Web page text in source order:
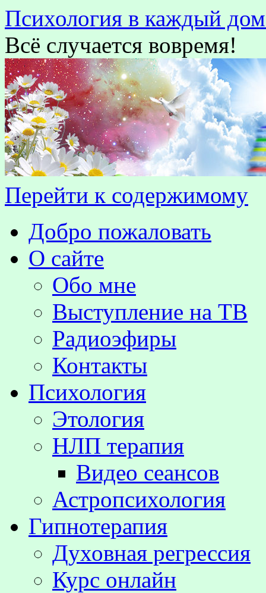
Психология в каждый
Всё случается вовремя!
Перейти к содержимому
Добро пожаловать
О сайте
Обо мне
Выступление на TВ
Радиоэфиры
Контакты
Психология
Этология
НЛП терапия
Видео сеансов
Астропсихология
Гипнотерапия
Духовная регрессия
Курс онлайн